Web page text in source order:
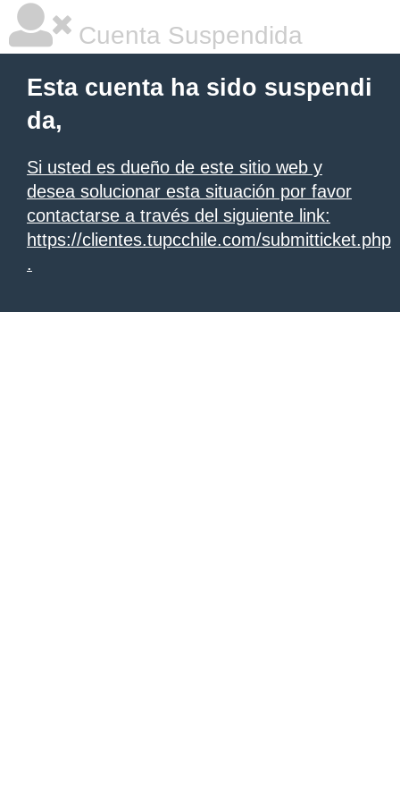
Cuenta Suspendida
Esta cuenta ha sido suspendi
da,
Si usted es dueño de este sitio web y
desea solucionar esta situación por favor
contactarse a través del siguiente link:
https://clientes.tupcchile.com/submitticket.php
.